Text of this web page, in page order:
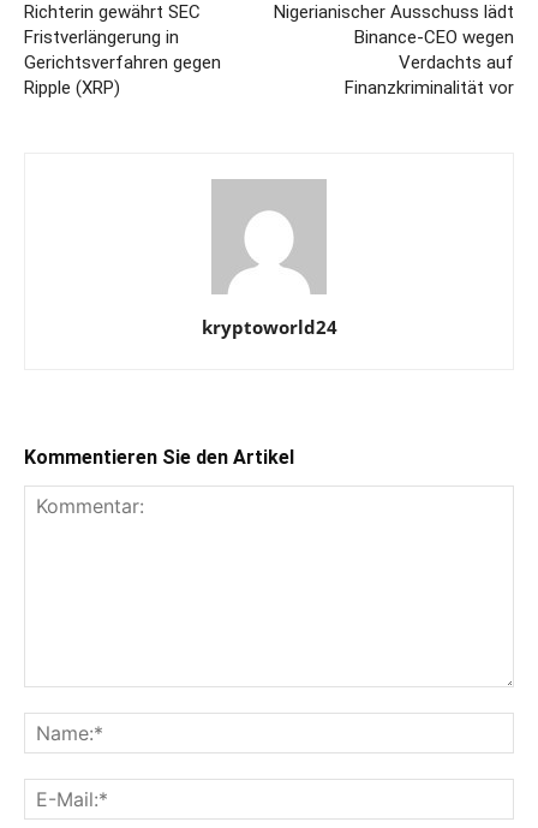
Richterin gewährt SEC
Fristverlängerung in
Gerichtsverfahren gegen
Ripple (XRP)
Nigerianischer Ausschuss lädt
Binance-CEO wegen
Verdachts auf
Finanzkriminalität vor
kryptoworld24
Kommentieren Sie den Artikel